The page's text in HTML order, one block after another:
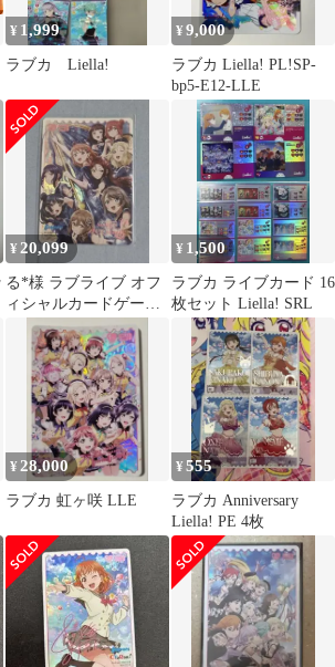
¥ 1,999
ラブカ Liella!
¥9,000
ラブカ Liella! PL!SP-
bp5-E12-LLE
¥ 20,099
る*様 ラブライブ オフ
ィシャルカードゲーム
ラブカ LLE Aqours
¥ 1,500
ラブカ ライブカード 16
枚セット Liella! SRL
¥ 28,000
ラブカ 虹ヶ咲 LLE
¥555
ラブカ Anniversary
Liella! PE 4枚